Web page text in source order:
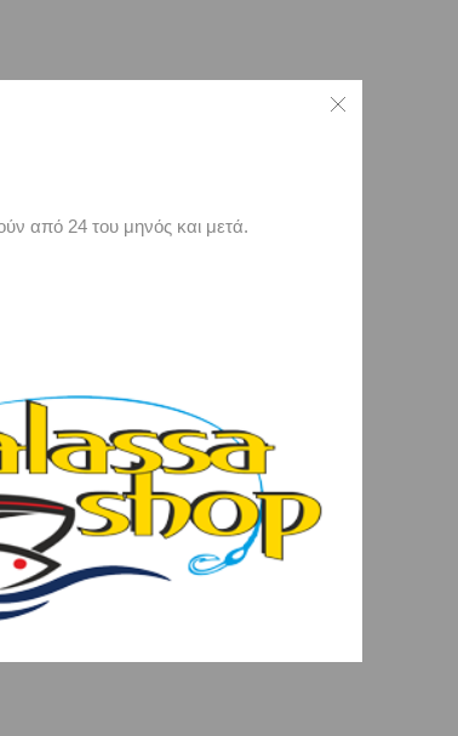
από 24 του μηνός και μετά.